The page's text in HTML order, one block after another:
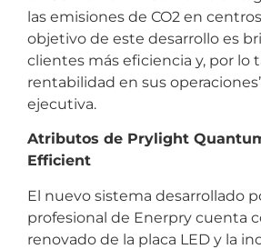
las emisiones de CO2 en
objetivo de este desarrollo es
clientes más eficiencia y, por lo
rentabilidad en sus
ejecutiva.
Atributos de Prylight
Efficient
El nuevo sistema desarrollado
profesional de Enerpry cuenta
renovado de la placa LED y la